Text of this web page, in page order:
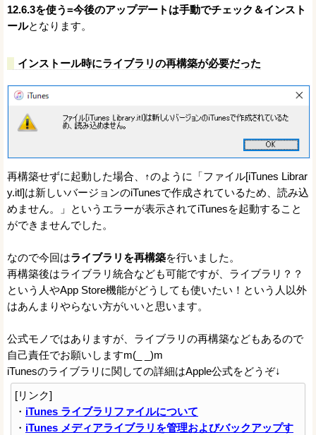
12.6.3を使う=今後のアップデートは手動でチェック＆インスト
ールとなります。
インストール時にライブラリの再構築が必要だった
再構築せずに起動した場合、↑のように「ファイル[iTunes Librar
y.itl]は新しいバージョンのiTunesで作成されているため、読み込
めません。」というエラーが表示されてiTunesを起動すること
ができませんでした。
なので今回はライブラリを再構築を行いました。
再構築後はライブラリ統合なども可能ですが、ライブラリ？？
という人やApp Store機能がどうしても使いたい！という人以外
はあんまりやらない方がいいと思います。
公式モノではありますが、ライブラリの再構築などもあるので
自己責任でお願いしますm(_ _)m
iTunesのライブラリに関しての詳細はApple公式をどうぞ↓
[リンク]
・ iTunes ライブラリファイルについて
・ iTunes メディアライブラリを管理およびバックアップす